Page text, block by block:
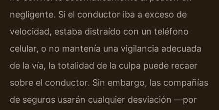
negligente. Si el conductor iba a exceso de
velocidad, estaba distraído con un teléfono
celular, o no mantenía una vigilancia adecuada
de la vía, la totalidad de la culpa puede recaer
sobre el conductor. Sin embargo, las compañías
de seguros usarán cualquier desviación —por